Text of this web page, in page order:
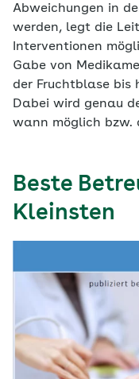
Abweichungen in
werden, legt die
Interventionen
Gabe von
der Fruchtblase bis
Dabei wird genau
wann möglich bzw.
Beste
Kleinsten